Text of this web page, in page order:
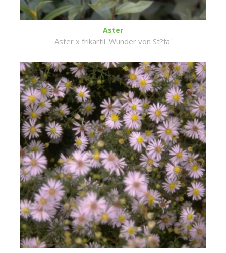
Aster
Aster x frikartii 'Wunder von St?fa'